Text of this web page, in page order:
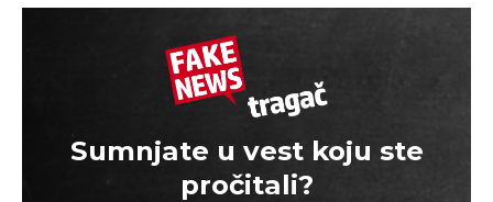
Sumnjate u vest koju ste
pročitali?